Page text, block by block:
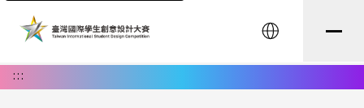
English
:::